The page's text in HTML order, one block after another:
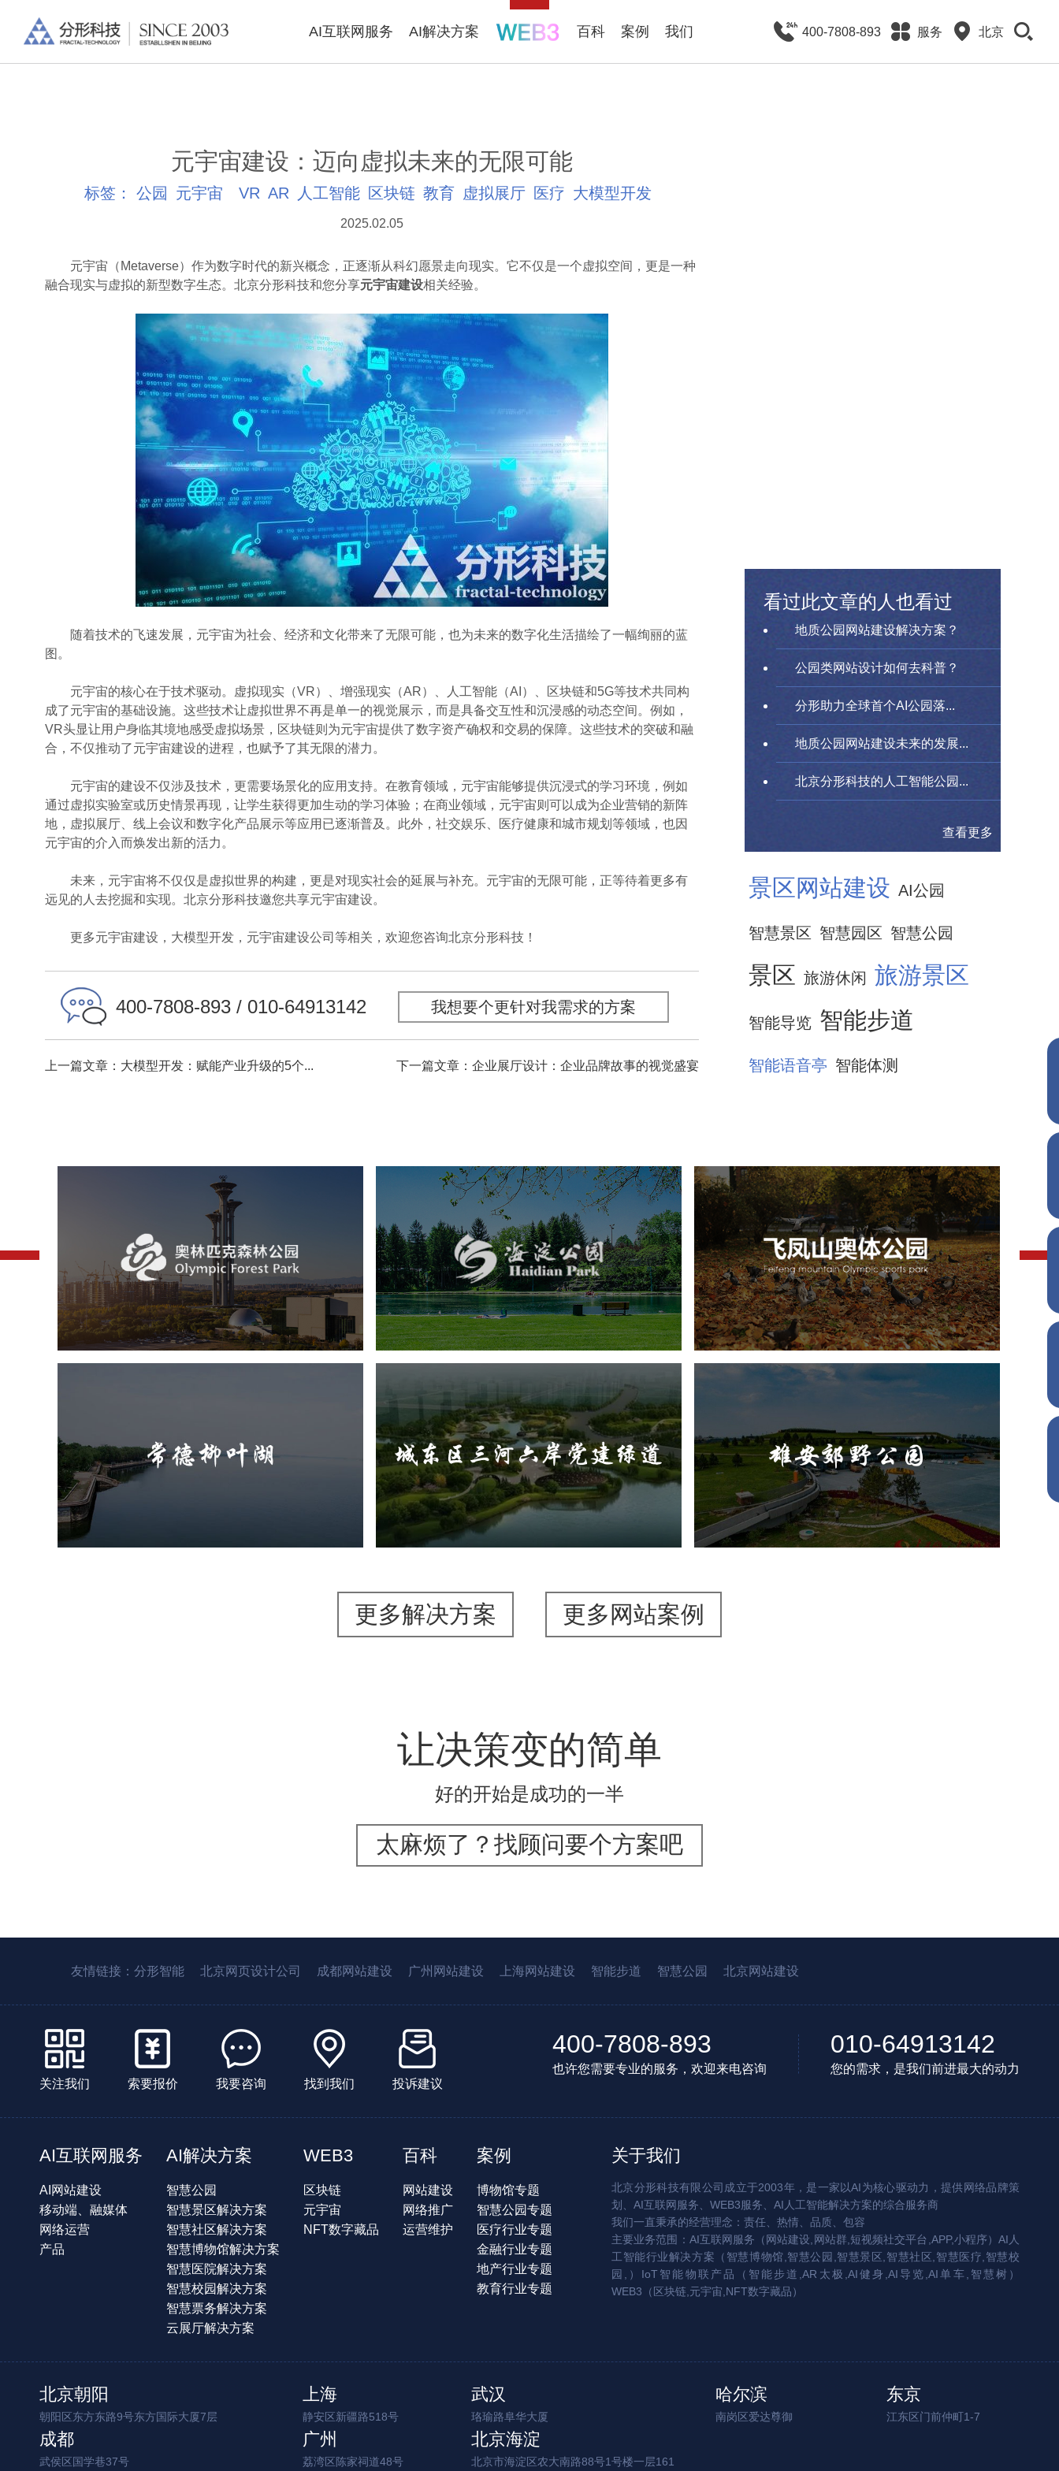
AI互联网服务 AI解决方案 百科 案例 我们 400-7808-893 服务 北京
元宇宙建设：迈向虚拟未来的无限可能
标签： 公园 元宇宙 VR AR 人工智能 区块链 教育 虚拟展厅 医疗 大模型开发
2025.02.05
元宇宙（Metaverse）作为数字时代的新兴概念，正逐渐从科幻愿景走向现实。它不仅是一个虚拟空间，更是一种
融合现实与虚拟的新型数字生态。北京分形科技和您分享元宇宙建设相关经验。
随着技术的飞速发展，元宇宙为社会、经济和文化带来了无限可能，也为未来的数字化生活描绘了一幅绚丽的蓝
图。
元宇宙的核心在于技术驱动。虚拟现实（VR）、增强现实（AR）、人工智能（AI）、区块链和5G等技术共同构
成了元宇宙的基础设施。这些技术让虚拟世界不再是单一的视觉展示，而是具备交互性和沉浸感的动态空间。例如，
VR头显让用户身临其境地感受虚拟场景，区块链则为元宇宙提供了数字资产确权和交易的保障。这些技术的突破和融
合，不仅推动了元宇宙建设的进程，也赋予了其无限的潜力。
元宇宙的建设不仅涉及技术，更需要场景化的应用支持。在教育领域，元宇宙能够提供沉浸式的学习环境，例如
通过虚拟实验室或历史情景再现，让学生获得更加生动的学习体验；在商业领域，元宇宙则可以成为企业营销的新阵
地，虚拟展厅、线上会议和数字化产品展示等应用已逐渐普及。此外，社交娱乐、医疗健康和城市规划等领域，也因
元宇宙的介入而焕发出新的活力。
未来，元宇宙将不仅仅是虚拟世界的构建，更是对现实社会的延展与补充。元宇宙的无限可能，正等待着更多有
远见的人去挖掘和实现。北京分形科技邀您共享元宇宙建设。
更多元宇宙建设，大模型开发，元宇宙建设公司等相关，欢迎您咨询北京分形科技！
400-7808-893 / 010-64913142 我想要个更针对我需求的方案
上一篇文章：大模型开发：赋能产业升级的5个... 下一篇文章：企业展厅设计：企业品牌故事的视觉盛宴
看过此文章的人也看过
地质公园网站建设解决方案？
公园类网站设计如何去科普？
分形助力全球首个AI公园落...
地质公园网站建设未来的发展...
北京分形科技的人工智能公园...
查看更多
景区网站建设 AI公园
智慧景区 智慧园区 智慧公园
景区 旅游休闲 旅游景区
智能导览 智能步道
智能语音亭 智能体测
奥体森林公园
旅游休闲 公园 AI人工智能
智慧公园
智慧体育公园
智能步道 智能大数据平台
海淀公园
旅游休闲 公园 AI人工智能
智慧公园
智能步道
智能大数据平台
AR太极
智能语音亭
飞凤山奥体公园
旅游休闲 公园 AI人工智能
智慧公园
智慧体育公园
智能步道
智能大数据平台
AR太极
智能体测
旅游休闲
城东区三河六岸党建绿道
旅游休闲 公园 AI人工智能
智慧公园
智能步道
AR太极 智能大数据平台
旅游休闲 公园 AI人工智能
智慧公园
智能灯杆
智能照明系统 智能垃圾桶
更多解决方案 更多网站案例
让决策变的简单
好的开始是成功的一半
太麻烦了？找顾问要个方案吧
友情链接： 分形智能 北京网页设计公司 成都网站建设 广州网站建设 上海网站建设 智能步道 智慧公园 北京网站建设
关注我们 索要报价 我要咨询 找到我们 投诉建议
400-7808-893
也许您需要专业的服务，欢迎来电咨询
010-64913142
您的需求，是我们前进最大的动力
AI互联网服务
AI网站建设
移动端、融媒体
网络运营
产品
AI解决方案
智慧公园
智慧景区解决方案
智慧社区解决方案
智慧博物馆解决方案
智慧医院解决方案
智慧校园解决方案
智慧票务解决方案
云展厅解决方案
WEB3
区块链
元宇宙
NFT数字藏品
百科
网站建设
网络推广
运营维护
案例
博物馆专题
智慧公园专题
医疗行业专题
金融行业专题
地产行业专题
教育行业专题
关于我们
北京分形科技有限公司成立于2003年，是一家以AI为核心驱动力，提供网络品牌策
划、AI互联网服务、WEB3服务、AI人工智能解决方案的综合服务商
我们一直秉承的经营理念：责任、热情、品质、包容
主要业务范围：AI互联网服务（网站建设,网站群,短视频社交平台,APP,小程序）AI人
工智能行业解决方案（智慧博物馆,智慧公园,智慧景区,智慧社区,智慧医疗,智慧校
园,）IoT智能物联产品（智能步道,AR太极,AI健身,AI导览,AI单车,智慧树）
WEB3（区块链,元宇宙,NFT数字藏品）
北京朝阳
朝阳区东方东路9号东方国际大厦7层
上海
静安区新疆路518号
武汉
珞瑜路阜华大厦
哈尔滨
南岗区爱达尊御
东京
江东区门前仲町1-7
成都
武侯区国学巷37号
广州
荔湾区陈家祠道48号
北京海淀
北京市海淀区农大南路88号1号楼一层161